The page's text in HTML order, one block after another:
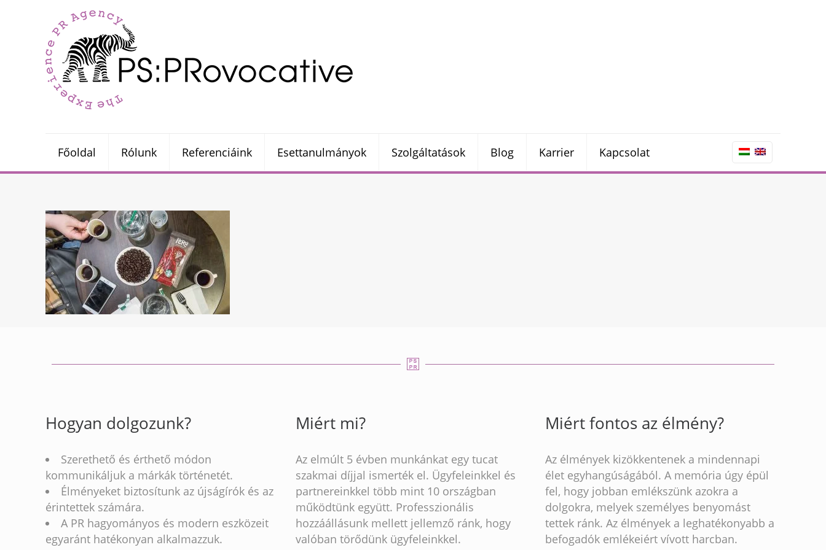
Főoldal Rólunk Referenciáink Esettanulmányok Szolgáltatások Blog Karrier Kapcsolat
Hogyan dolgozunk?
Szerethető és érthető módon
kommunikáljuk a márkák történetét.
Élményeket biztosítunk az újságírók és az
érintettek számára.
A PR hagyományos és modern eszközeit
egyaránt hatékonyan alkalmazzuk.
Miért mi?
Az elmúlt 5 évben munkánkat egy tucat
szakmai díjjal ismerték el. Ügyfeleinkkel és
partnereinkkel több mint 10 országban
működtünk együtt. Professzionális
hozzáállásunk mellett jellemző ránk, hogy
valóban törődünk ügyfeleinkkel.
Miért fontos az élmény?
Az élmények kizökkentenek a mindennapi
élet egyhangúságából. A memória úgy épül
fel, hogy jobban emlékszünk azokra a
dolgokra, melyek személyes benyomást
tettek ránk. Az élmények a leghatékonyabb a
befogadók emlékeiért vívott harcban.